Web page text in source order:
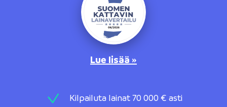
Lue lisää »
Kilpailuta lainat 70 000 € asti